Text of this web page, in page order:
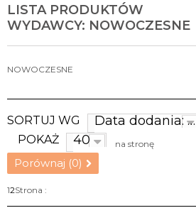
LISTA PRODUKTÓW
WYDAWCY: NOWOCZESNE
NOWOCZESNE
SORTUJ WG Data dodania: najnowsze
POKAŻ 40 na stronę
Porównaj (0)
Strona :
12